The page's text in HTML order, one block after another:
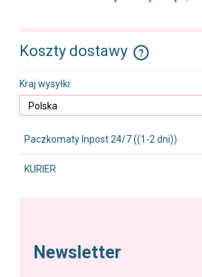
Koszty dostawy
Cena nie zawiera ewentualnych kosztów
Kraj wysyłki:
Paczkomaty Inpost 24/7((1-2 dni))
KURIER
Newsletter